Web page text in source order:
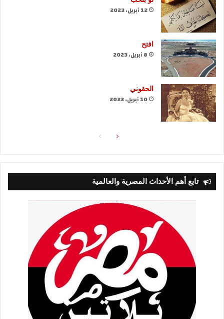
12 أبريل، 2023
افتح
8 أبريل، 2023
الحقوني
10 أبريل، 2023
الصفحةالصفحة
تابع أهم الأحداث المصرية والعالمية